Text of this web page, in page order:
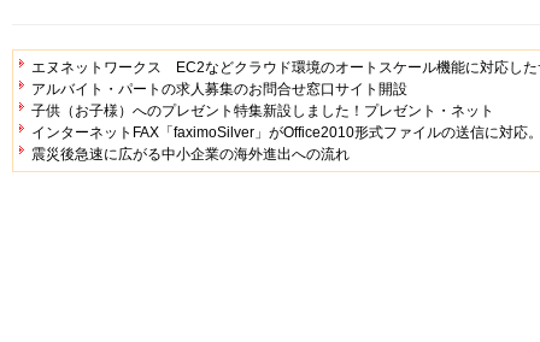
エヌネットワークス EC2などクラウド環境のオートスケール機能に対応し
アルバイト・パートの求人募集のお問合せ窓口サイト開設
子供（お子様）へのプレゼント特集新設しました！プレゼント・ネット
インターネットFAX「faximoSilver」がOffice2010形式ファイルの送信に対応
震災後急速に広がる中小企業の海外進出への流れ